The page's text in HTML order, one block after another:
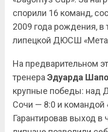
спорили 16 команд,
2009 года рождения,
липецкой ДЮСШ
На предварительном
тренера Эдуарда
крупные победы:
Сочи — 8:0 и командой
Гарантировав выход в